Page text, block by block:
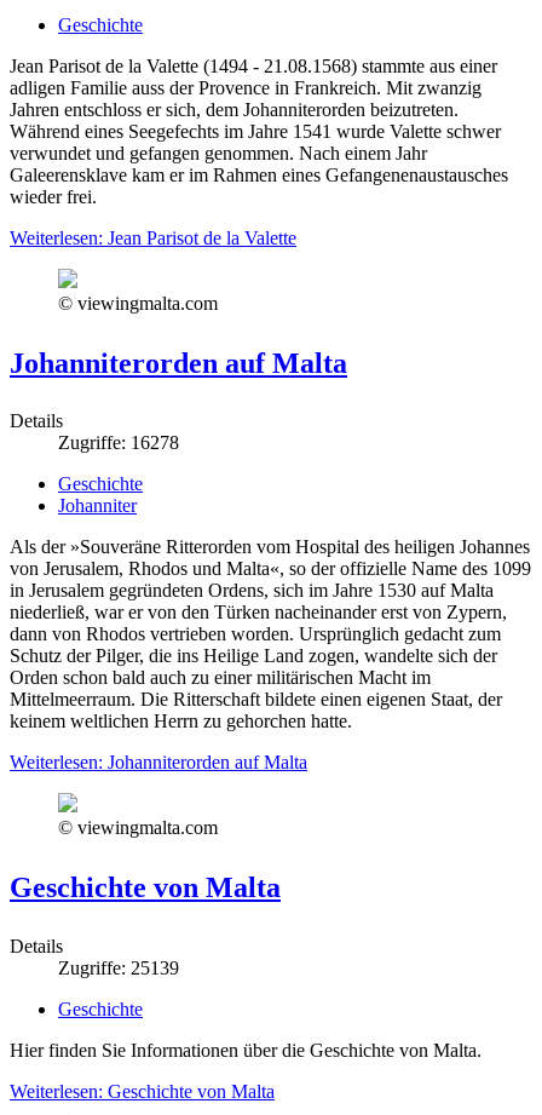
Geschichte
Jean Parisot de la Valette (1494 - 21.08.1568) stammte aus einer
adligen Familie auss der Provence in Frankreich. Mit zwanzig
Jahren entschloss er sich, dem Johanniterorden beizutreten.
Während eines Seegefechts im Jahre 1541 wurde Valette schwer
verwundet und gefangen genommen. Nach einem Jahr
Galeerensklave kam er im Rahmen eines Gefangenenaustausches
wieder frei.
Weiterlesen: Jean Parisot de la Valette
© viewingmalta.com
Johanniterorden auf Malta
Details
Zugriffe: 16278
Geschichte
Johanniter
Als der »Souveräne Ritterorden vom Hospital des heiligen Johannes
von Jerusalem, Rhodos und Malta«, so der offizielle Name des 1099
in Jerusalem gegründeten Ordens, sich im Jahre 1530 auf Malta
niederließ, war er von den Türken nacheinander erst von Zypern,
dann von Rhodos vertrieben worden. Ursprünglich gedacht zum
Schutz der Pilger, die ins Heilige Land zogen, wandelte sich der
Orden schon bald auch zu einer militärischen Macht im
Mittelmeerraum. Die Ritterschaft bildete einen eigenen Staat, der
keinem weltlichen Herrn zu gehorchen hatte.
Weiterlesen: Johanniterorden auf Malta
© viewingmalta.com
Geschichte von Malta
Details
Zugriffe: 25139
Geschichte
Hier finden Sie Informationen über die Geschichte von Malta.
Weiterlesen: Geschichte von Malta